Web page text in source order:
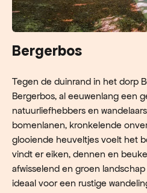
Bergerbos
Tegen de duinrand in het dorp
Bergerbos, al eeuwenlang een
natuurliefhebbers en
bomenlanen, kronkelende
glooiende heuveltjes voelt het
vindt er eiken, dennen en
afwisselend en groen
ideaal voor een rustige